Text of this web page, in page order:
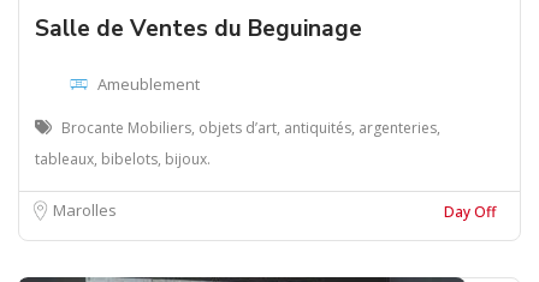
Salle de Ventes du Beguinage
Ameublement
Brocante Mobiliers, objets d’art, antiquités, argenteries,
tableaux, bibelots, bijoux.
Marolles Day Off